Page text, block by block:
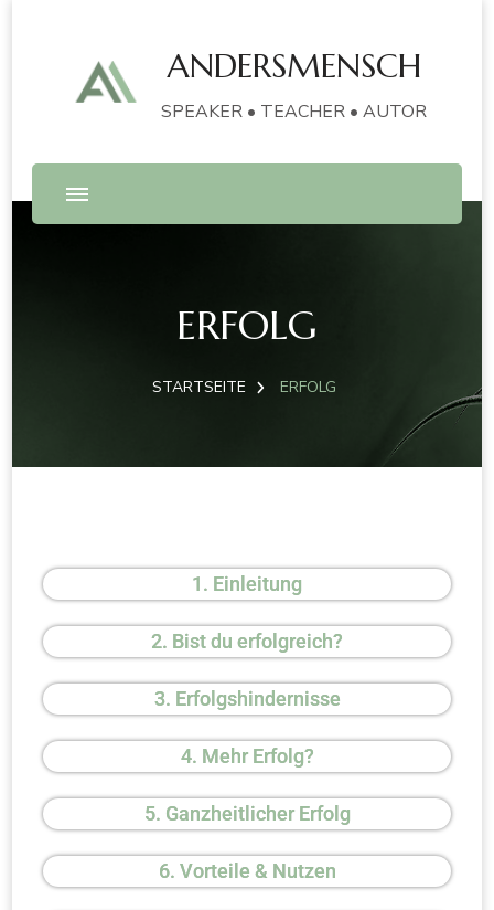
ANDERSMENSCH
SPEAKER • TEACHER • AUTOR
ERFOLG
STARTSEITE ERFOLG
1. Einleitung
2. Bist du erfolgreich?
3. Erfolgshindernisse
4. Mehr Erfolg?
5. Ganzheitlicher Erfolg
6. Vorteile & Nutzen